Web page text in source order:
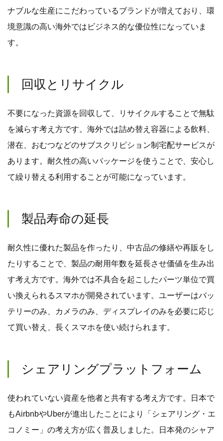
ナブルな生産にこだわっているブランドが増えており、環
境意識の高い海外ではビジネス的な優位性になっていま
す。
回収とリサイクル
不要になった資源を回収して、リサイクルすることで無駄
を減らす考え方です。海外では詰め替え容器による飲料、
潜在、おむつなどのサブスクリピション制宅配サービスが
あります。耐久性の高いパッケージを使うことで、安心し
て繰り替える利用することが可能になっています。
製品寿命の延長
耐久性に優れた製品を作ったり、中古品の修繕や再販をし
たりすることで、製品の耐用年数を延長させ価値を生み出
す考え方です。海外では不具合を起こしたパーツ単位で買
い換えられるスマホが開発されています。ユーザーはバッ
テリーのみ、カメラのみ、ディスプレイのみを必要に応じ
て買い替え、長くスマホを使い続けられます。
シェアリングプラットフォーム
使われていない資産を他者と共有する考え方です。日本で
もAirbnbやUberが進出したことにより「シェアリング・エ
コノミー」の考え方が広く普及しました。日本発のシャア